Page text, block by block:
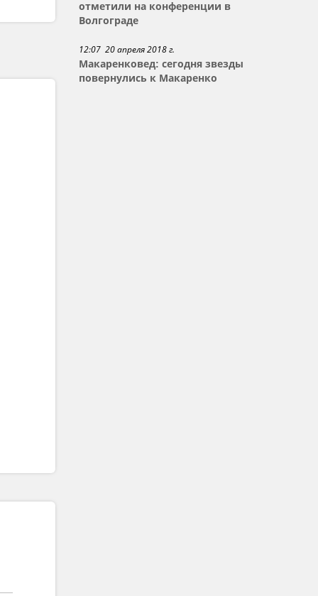
отметили на конференции в
Волгограде
12:07 20 апреля 2018 г.
Макаренковед: сегодня звезды
повернулись к Макаренко